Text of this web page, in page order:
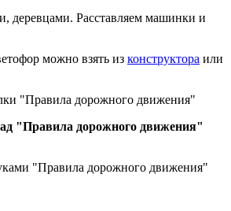
деревцами. Расставляем машинки и
можно взять из конструктора или
"Правила дорожного движения"